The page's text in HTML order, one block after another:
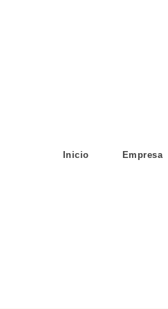
Inicio Empresa